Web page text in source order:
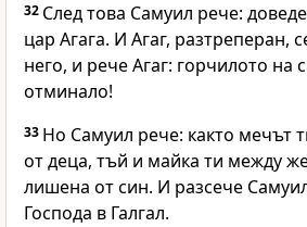
32 След това Самуил рече:
цар Агага. И Агаг, разтреперан,
него, и рече Агаг: горчилото на
отминало!
33 Но Самуил рече: както мечът
от деца, тъй и майка ти между
лишена от син. И разсече
Господа в Галгал.